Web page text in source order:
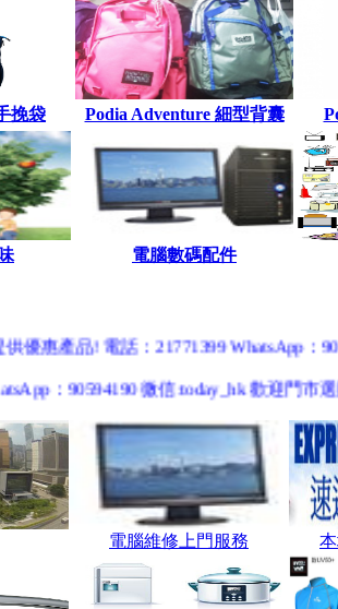
挽袋 Podia Adventure 細型背囊
電腦數碼配件
優惠產品! 電話：21771399 WhatsApp：
：90594190 微信:today_hk 歡迎門
網購https://shop246828133.taobao.com 微
網購https://shop.price.com.hk/todayhk 旋轉
電腦維修上門服務